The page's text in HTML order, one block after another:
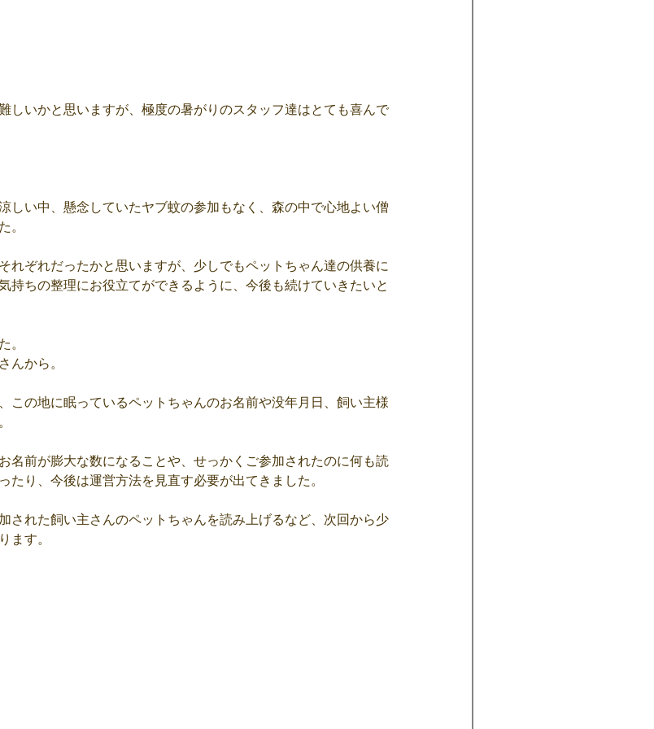
しいかと思いますが、極度の暑がりのスタッフ達はとても喜んで
しい中、懸念していたヤブ蚊の参加もなく、森の中で心地よい僧
。
れぞれだったかと思いますが、少しでもペットちゃん達の供養に
持ちの整理にお役立てができるように、今後も続けていきたいと
。
んから。
この地に眠っているペットちゃんのお名前や没年月日、飼い主様
名前が膨大な数になることや、せっかくご参加されたのに何も読
たり、今後は運営方法を見直す必要が出てきました。
された飼い主さんのペットちゃんを読み上げるなど、次回から少
ます。